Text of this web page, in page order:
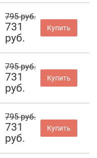
795 руб.
731
руб.
Купить
795 руб.
731
руб.
Купить
795 руб.
731
руб.
Купить